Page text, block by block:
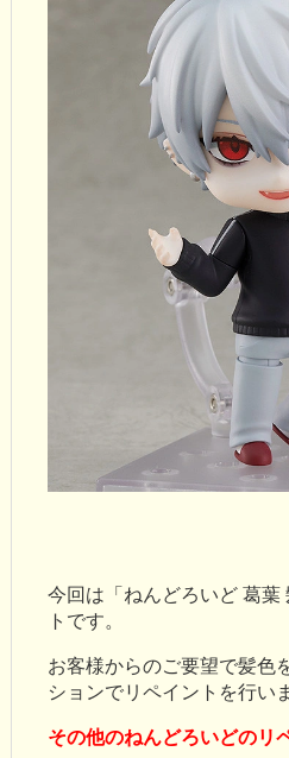
今回は「ねんどろいど 葛葉
トです。
お客様からのご要望で髪色
ションでリペイントを行い
その他のねんどろいどのリ